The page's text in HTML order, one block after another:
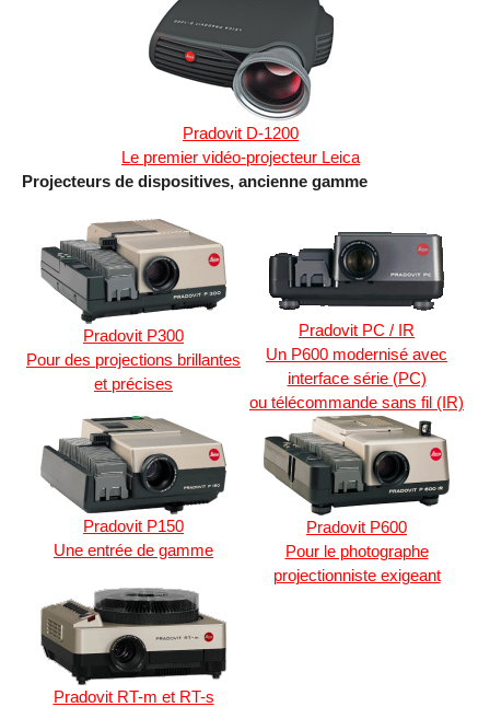
Pradovit D-1200
Le premier vidéo-projecteur Leica
Projecteurs de dispositives, ancienne gamme
Pradovit P300
Pour des projections brillantes
et précises
Pradovit PC / IR
Un P600 modernisé avec
interface série (PC)
ou télécommande sans fil (IR)
Pradovit P150
Une entrée de gamme
Pradovit P600
Pour le photographe
projectionniste exigeant
Pradovit RT-m et RT-s